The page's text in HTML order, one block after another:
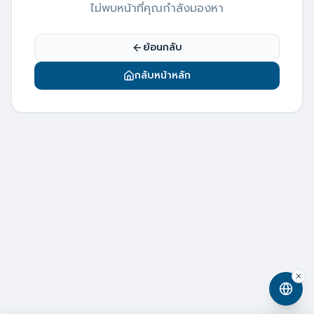
ไม่พบหน้าที่คุณกำลังมองหา
ย้อนกลับ
กลับหน้าหลัก